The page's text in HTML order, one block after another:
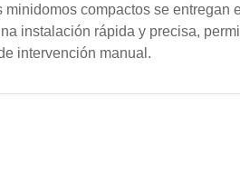
minidomos compactos se
instalación rápida y precisa,
intervención manual.